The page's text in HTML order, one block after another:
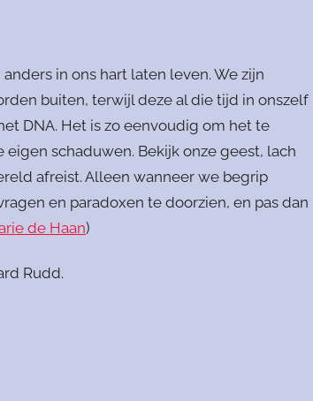
in ons hart laten leven. We zijn
buiten, terwijl deze al die tijd in onszelf
DNA. Het is zo eenvoudig om het te
schaduwen. Bekijk onze geest, lach
afreist. Alleen wanneer we begrip
en paradoxen te doorzien, en pas dan
de Haan)
Rudd.